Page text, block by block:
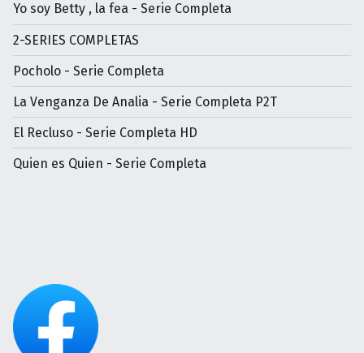
Yo soy Betty , la fea - Serie Completa
2-SERIES COMPLETAS
Pocholo - Serie Completa
La Venganza De Analia - Serie Completa P2T
El Recluso - Serie Completa HD
Quien es Quien - Serie Completa